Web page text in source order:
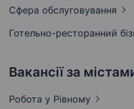
Сфера обслуговування
Готельно-ресторанний
Вакансії за
Робота у Рівному